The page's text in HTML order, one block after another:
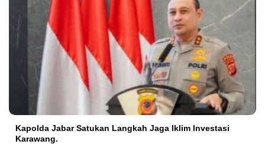
Kapolda Jabar Satukan Langkah Jaga Iklim Investasi
Karawang.